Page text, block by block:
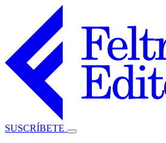
SUSCRÍBETE